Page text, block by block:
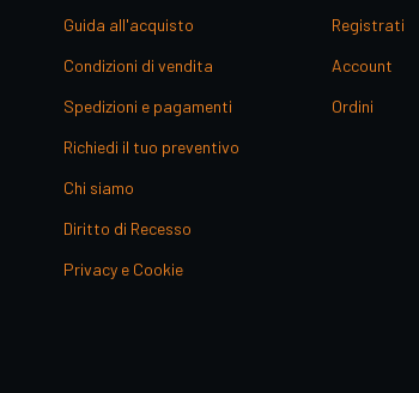
Guida all'acquisto
Condizioni di vendita
Spedizioni e pagamenti
Richiedi il tuo preventivo
Chi siamo
Diritto di Recesso
Privacy e Cookie
Registrati
Account
Ordini